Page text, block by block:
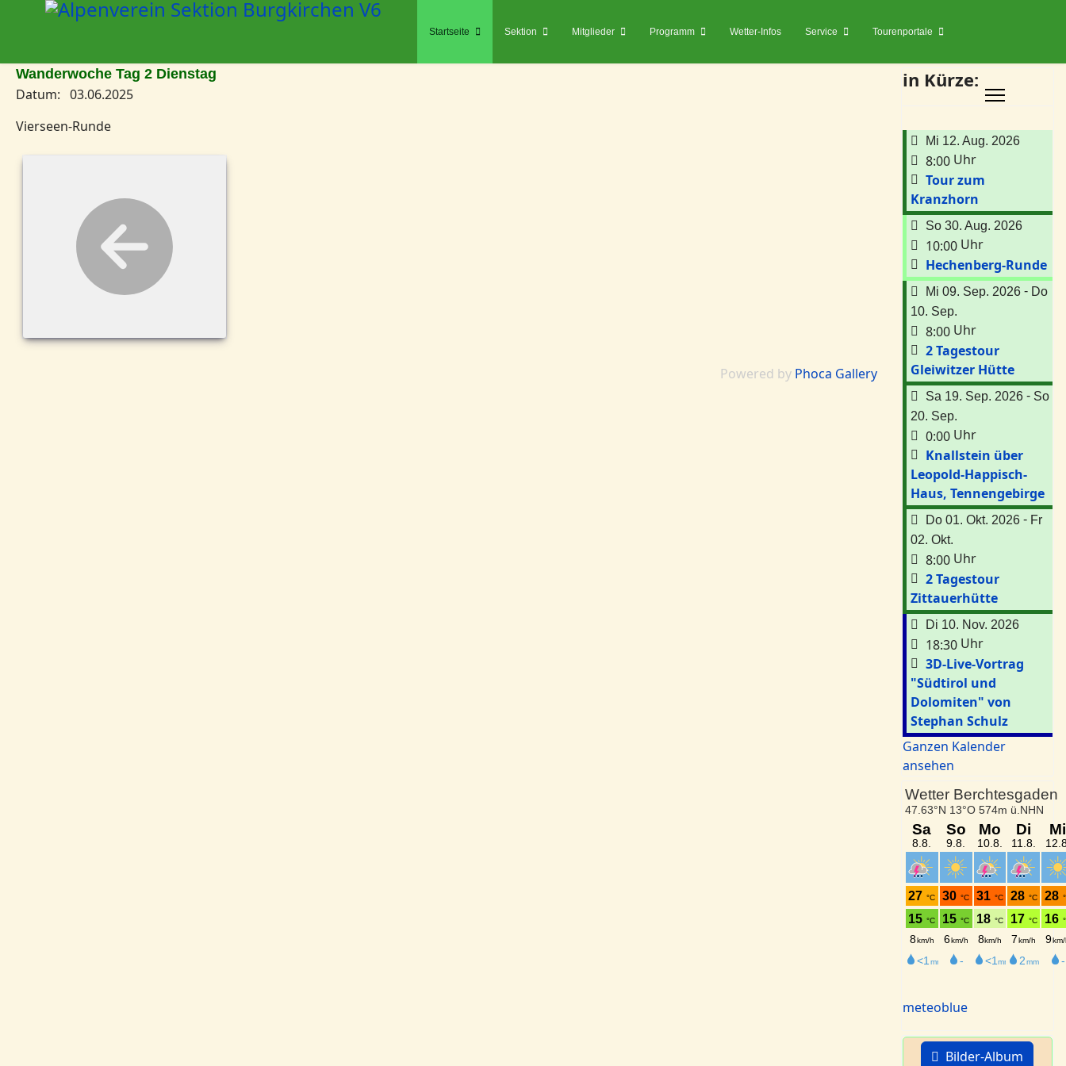
Startseite Sektion Mitglieder Programm Wetter-Infos Service Tourenportale
Wanderwoche Tag 2 Dienstag
Datum: 03.06.2025
Vierseen-Runde
Powered by Phoca Gallery
in Kürze:
Mi 12. Aug. 2026
8:00Uhr
Tour zum
Kranzhorn
So 30. Aug. 2026
10:00Uhr
Hechenberg-Runde
Mi 09. Sep. 2026- Do
10. Sep.
8:00Uhr
2 Tagestour
Gleiwitzer Hütte
Sa 19. Sep. 2026- So
20. Sep.
0:00Uhr
Knallstein über
Leopold-Happisch-
Haus, Tennengebirge
Do 01. Okt. 2026- Fr
02. Okt.
8:00Uhr
2 Tagestour
Zittauerhütte
Di 10. Nov. 2026
18:30Uhr
3D-Live-Vortrag
"Südtirol und
Dolomiten" von
Stephan Schulz
Ganzen Kalender
ansehen
meteoblue
Bilder-Album